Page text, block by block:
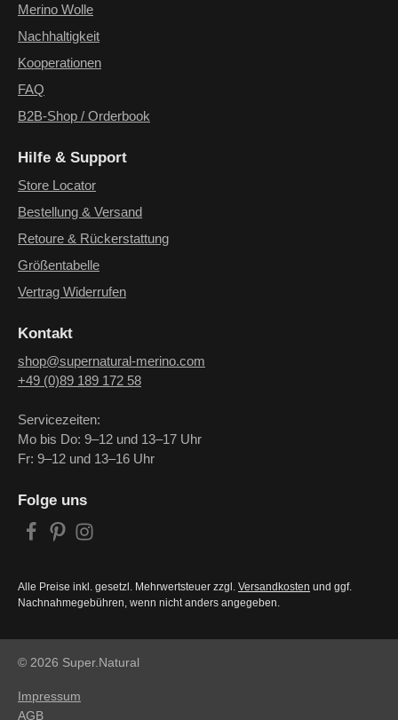
Folge uns
Alle Preise inkl. gesetzl. Mehrwertsteuer zzgl. Versandkosten und ggf.
Nachnahmegebühren, wenn nicht anders angegeben.
Merino Wolle
Nachhaltigkeit
Kooperationen
FAQ
B2B-Shop / Orderbook
Hilfe & Support
Store Locator
Bestellung & Versand
Retoure & Rückerstattung
Größentabelle
Vertrag Widerrufen
Kontakt
shop@supernatural-merino.com
+49 (0)89 189 172 58
Servicezeiten:
Mo bis Do: 9–12 und 13–17 Uhr
Fr: 9–12 und 13–16 Uhr
© 2026 Super.Natural
Impressum
AGB